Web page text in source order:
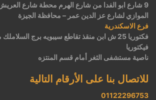
9 شارع ابو الفدا من شارع الهرم محطة شارع العريش
الموازي لشارع عز الدين عمر – محافظة الجيزة
فرع الاسكندرية
فكتوريا 25 ش ابن منقذ تقاطع سيبويه برج
فيكتوريا
ناصية مستشفى الثغر أمام قسم المنتزه
للاتصال بنا على الأرقام التالية
01122296753